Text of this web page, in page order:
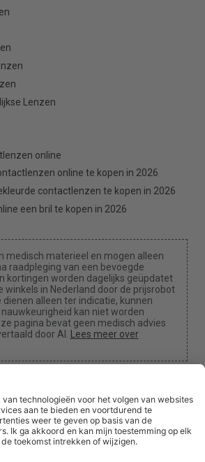
Lenzen
online
online te kopen in 2026
contactlenzen te kopen in 2026
een bril te kopen in 2026
medisch materieel en mogen alleen
raadpleging van een bevoegde
kortingen worden dagelijks geüpdatet
winkels in Nederland door de prijsrobot
dienen alleen ter indicatie, kunnen
kan niet worden
pagina bevat geen medisch advies
door AI.
Lees meer over
Cookie-instellingen
commissie ontvangen als je een van